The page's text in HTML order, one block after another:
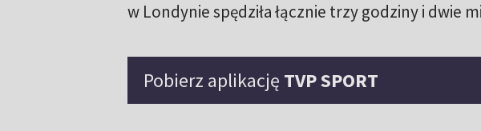
w Londynie spędziła łącznie trzy godziny i dwie
Pobierz aplikację TVP SPORT